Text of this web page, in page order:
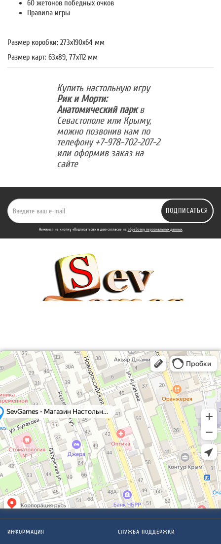
60 жетонов победных очков
Правила игры
Размер коробки: 273x190x64 мм
Размер карт: 63x89, 77x112 мм
Купить настольную игру
Рик и Морти:
Анатомический паркв
Севастополе или Крыму,
можно позвонив нам по
телефону +7-978-702-207-2
или оформив заказ на
сайте
ПОДПИСАТЬСЯ
Нажимая на кнопку «Подписаться», я даю cогласие на обработку персональных данных.
ИНФОРМАЦИЯ СЛУЖБА ПОДДЕРЖКИ